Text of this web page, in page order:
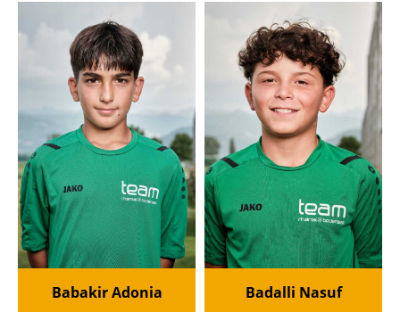
Babakir Adonia Badalli Nasuf